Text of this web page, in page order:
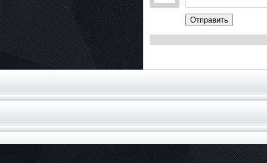
Отправить